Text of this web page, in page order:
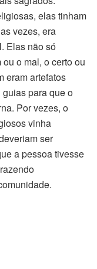
elas tinham
vezes, era
Elas não só
o mal, o certo ou
eram artefatos
para que o
Por vezes, o
vinha
ser
a pessoa tivesse